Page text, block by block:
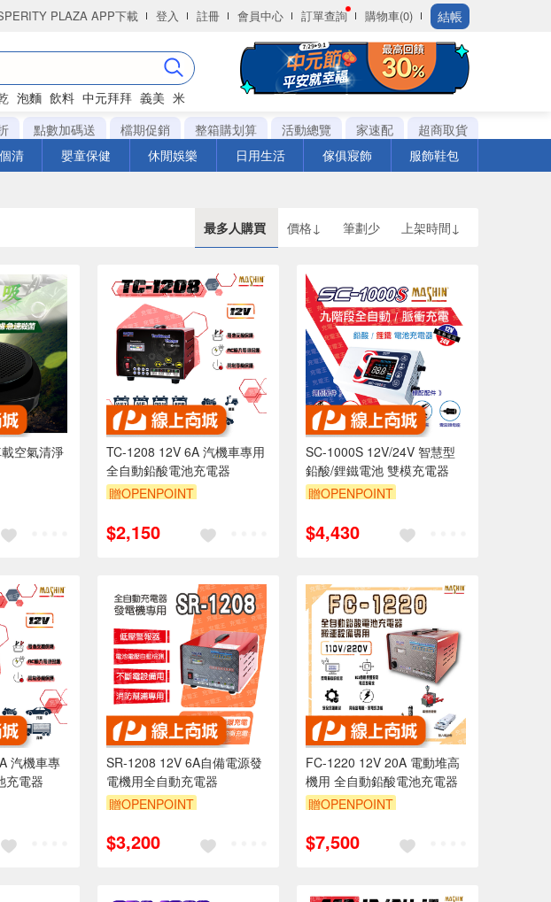
PLAZA APP下載 登入 註冊 會員中心 訂單查詢 購物車(0) 結帳
泡麵 飲料 中元拜拜 義美 米
點數加碼送 檔期促銷 整箱購划算 活動總覽 家速配
超商取貨
清 嬰童保健 休閒娛樂 日用生活 傢俱寢飾 服飾鞋包
最多人購買 價格↓ 筆劃少 上架時間↓
空氣清淨
TC-1208 12V 6A 汽機車專用
全自動鉛酸電池充電器
贈OPENPOINT
$2,150
SC-1000S 12V/24V 智慧型
鉛酸/鋰鐵電池 雙模充電器
贈OPENPOINT
$4,430
汽機車專
充電器
SR-1208 12V 6A自備電源發
電機用全自動充電器
贈OPENPOINT
$3,200
FC-1220 12V 20A 電動堆高
機用 全自動鉛酸電池充電器
贈OPENPOINT
$7,500